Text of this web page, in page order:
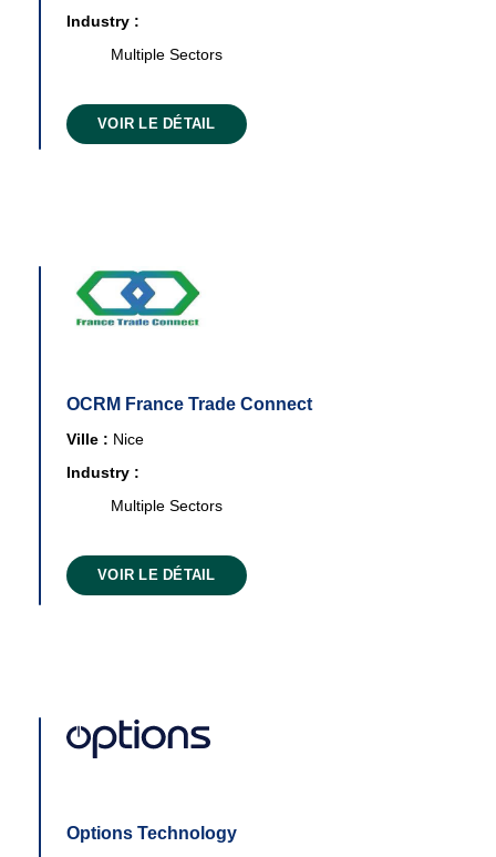
Industry :
Multiple Sectors
VOIR LE DÉTAIL
OCRM France Trade Connect
Ville : Nice
Industry :
Multiple Sectors
VOIR LE DÉTAIL
Options Technology